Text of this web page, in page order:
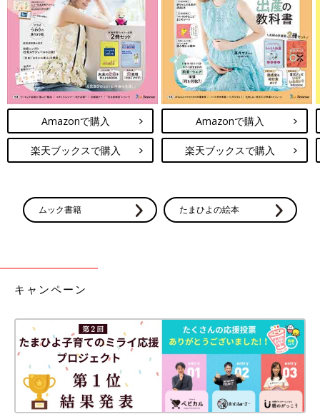
Amazonで購入
楽天ブックスで購入
Amazonで購入
楽天ブックスで購入
ムック書籍 たまひよの絵本
キャンペーン